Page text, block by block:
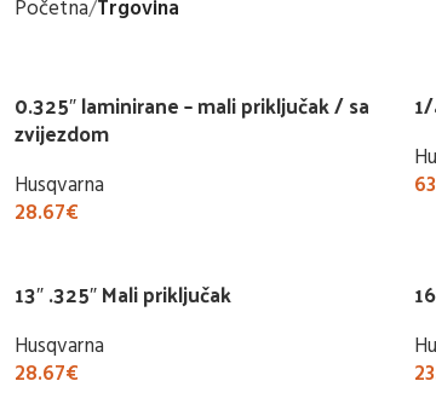
Početna Trgovina
0.325″ laminirane – mali priključak / sa
zvijezdom
Husqvarna
28.67€
13″ .325″ Mali priključak
Husqvarna
28.67€